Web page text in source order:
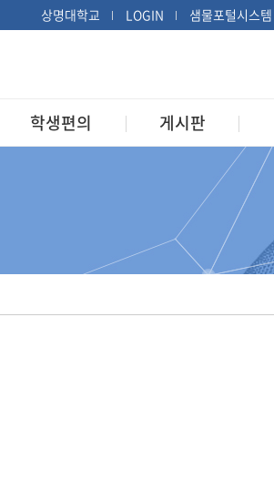
상명대학교 LOGIN 샘물포털시스템
학생편의 게시판